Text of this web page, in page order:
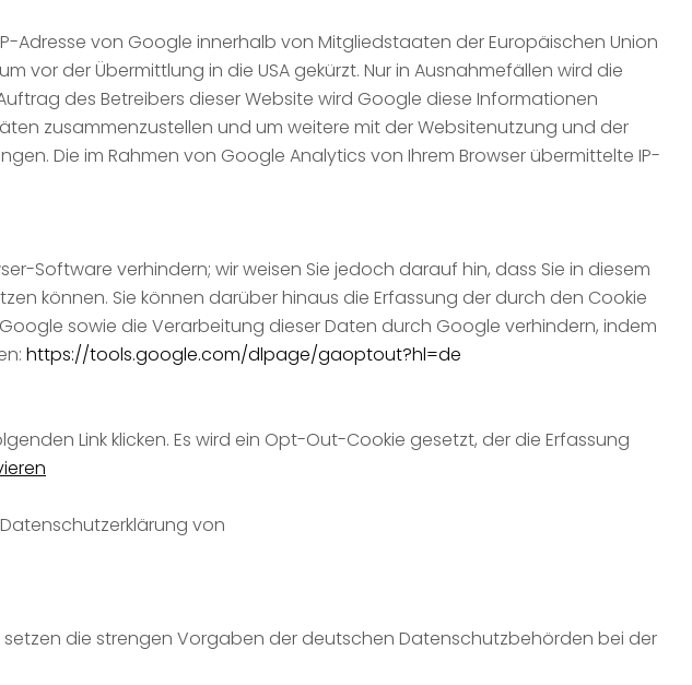
Adresse von Google innerhalb von Mitgliedstaaten der Europäischen Union
der Übermittlung in die USA gekürzt. Nur in Ausnahmefällen wird die
des Betreibers dieser Website wird Google diese Informationen
zusammenzustellen und um weitere mit der Websitenutzung und der
Die im Rahmen von Google Analytics von Ihrem Browser übermittelte IP-
Software verhindern; wir weisen Sie jedoch darauf hin, dass Sie in diesem
können. Sie können darüber hinaus die Erfassung der durch den Cookie
sowie die Verarbeitung dieser Daten durch Google verhindern, indem
https://tools.google.com/dlpage/gaoptout?hl=de
Link klicken. Es wird ein Opt-Out-Cookie gesetzt, der die Erfassung
von
die strengen Vorgaben der deutschen Datenschutzbehörden bei der